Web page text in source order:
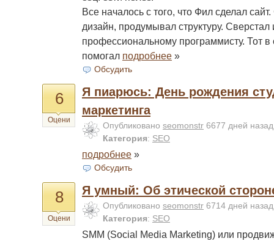
Все началось с того, что Фил сделал
дизайн, продумывал структуру. Сверстал
профессиональному программисту. Тот в
помогал подробнее »
Обсудить
6
Оцени
Я пиарюсь: День рождения
маркетинга
Опубликовано seomonstr 6677 дней
Категория: SEO
подробнее »
Обсудить
8
Оцени
Я умный: Об этической
Опубликовано seomonstr 6714 дней
Категория: SEO
SMM (Social Media Marketing) или